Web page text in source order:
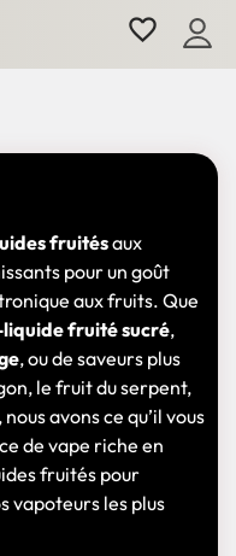
favorite_border
fruitésaux
pour un goût
aux fruits. Que
fruité sucré,
, ou de saveurs plus
le fruit du serpent,
avons ce qu’il vous
de vape riche en
fruités pour
vapoteurs les plus